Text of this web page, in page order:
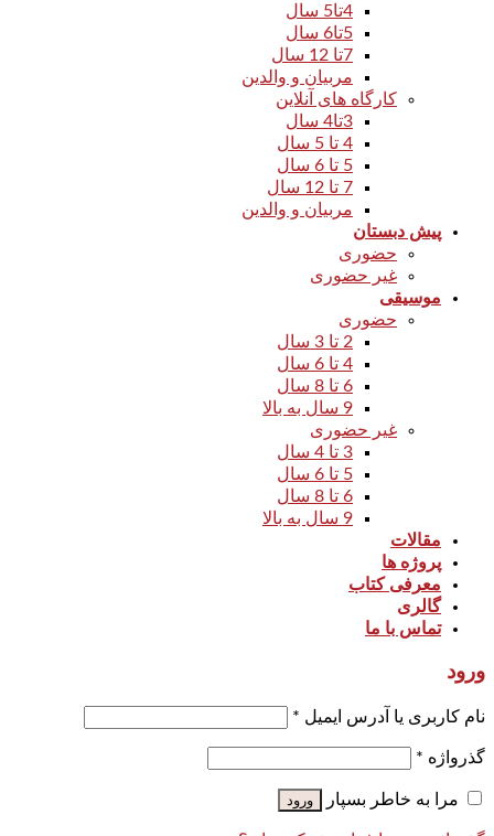
4تا5 سال
5تا6 سال
7تا 12 سال
مربیان و والدین
کارگاه های آنلاین
3تا4 سال
4 تا 5 سال
5 تا 6 سال
7 تا 12 سال
مربیان و والدین
پیش دبستان
حضوری
غیر حضوری
موسیقی
حضوری
2 تا 3 سال
4 تا 6 سال
6 تا 8 سال
9 سال به بالا
غیر حضوری
3 تا 4 سال
5 تا 6 سال
6 تا 8 سال
9 سال به بالا
مقالات
پروژه ها
معرفی کتاب
گالری
تماس با ما
ورود
نام کاربری یا آدرس ایمیل *
گذرواژه *
مرا به خاطر بسپار ورود